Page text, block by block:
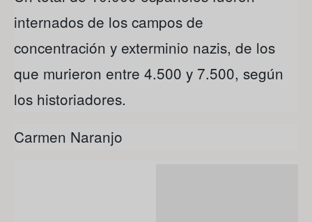
internados de los campos de
concentración y exterminio nazis, de los
que murieron entre 4.500 y 7.500, según
los historiadores.
Carmen Naranjo